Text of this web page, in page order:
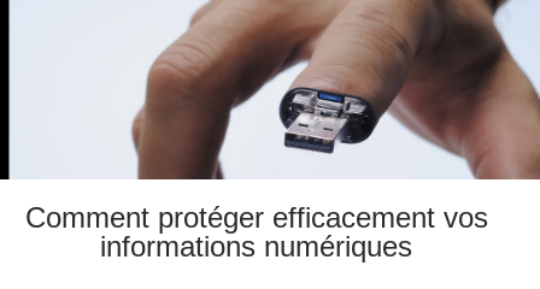
Comment protéger efficacement vos
informations numériques